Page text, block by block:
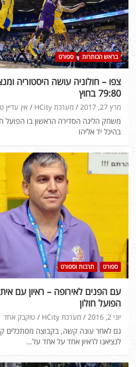
בראש הכותרות ספורט
צפו – חולוניה עושה היסטוריה
79:80 בחוץ
מרץ 27, 2017 מערכת HCity אין עדיין
משחק הליגה הסדירה הראשון בו הפועל
בהיכל יד אליהו
ספורט תרבות וספורט
עם הפנים לאירופה – ראיון עם
הפועל חולון
יוני 2, 2016 מערכת HCity טוקבק אחד
גם לאחר עונה קשה, בקבוצה מסתכלים
לנציאנו לראיון אחד על אחד על…